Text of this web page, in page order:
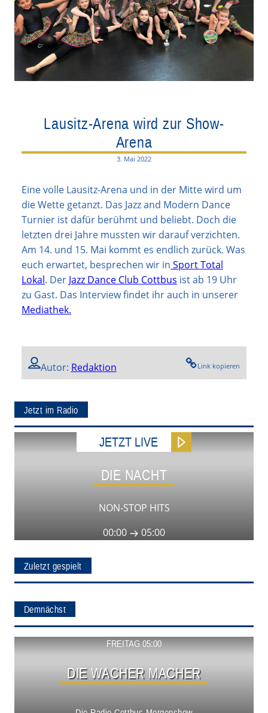
Lausitz-Arena wird zur Show-
Arena
3. Mai 2022
Eine volle Lausitz-Arena und in der Mitte wird um
die Wette getanzt. Das Jazz and Modern Dance
Turnier ist dafür berühmt und beliebt. Doch die
letzten drei Jahre mussten wir darauf verzichten.
Am 14. und 15. Mai kommt es endlich zurück. Was
euch erwartet, besprechen wir in Sport Total
Lokal. Der Jazz Dance Club Cottbus ist ab 19 Uhr
zu Gast. Das Interview findet ihr auch in unserer
Mediathek.
Autor: Redaktion Link kopieren
Jetzt im Radio
JETZT LIVE
DIE NACHT
NON-STOP HITS
00:00
05:00
Zuletzt gespielt
Demnächst
FREITAG 05:00
DIE WACHER MACHER
Show ansehen